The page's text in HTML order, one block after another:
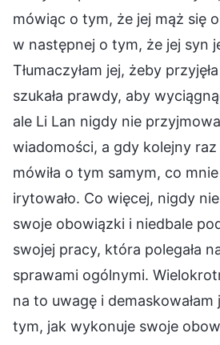
mówiąc o tym, że jej mąż się
w następnej o tym, że jej syn
Tłumaczyłam jej, żeby
szukała prawdy, aby
ale Li Lan nigdy nie
wiadomości, a gdy kolejny raz
mówiła o tym samym, co
irytowało. Co więcej, nigdy nie
swoje obowiązki i niedbale
swojej pracy, która polegała
sprawami ogólnymi.
na to uwagę i
tym, jak wykonuje swoje